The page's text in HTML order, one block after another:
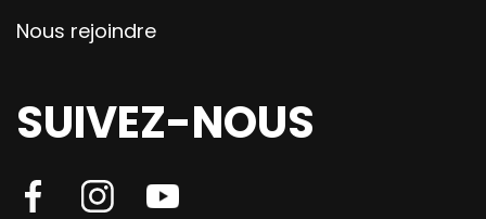
Nous rejoindre
SUIVEZ-NOUS